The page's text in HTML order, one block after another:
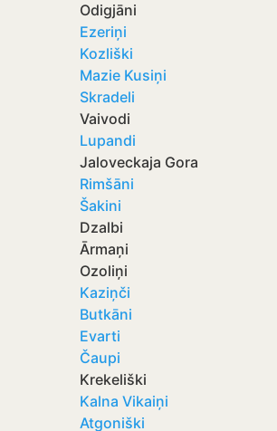
Odigjāni
Ezeriņi
Kozliški
Mazie Kusiņi
Skradeli
Vaivodi
Lupandi
Jaloveckaja Gora
Rimšāni
Šakini
Dzalbi
Ārmaņi
Ozoliņi
Kaziņči
Butkāni
Evarti
Čaupi
Krekeliški
Kalna Vikaiņi
Atgoniški